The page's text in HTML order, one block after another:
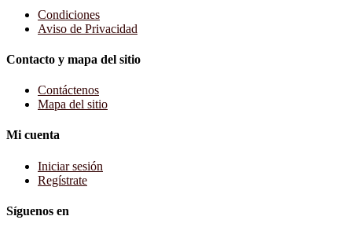
Condiciones
Aviso de Privacidad
Contacto y mapa del sitio
Contáctenos
Mapa del sitio
Mi cuenta
Iniciar sesión
Regístrate
Síguenos en